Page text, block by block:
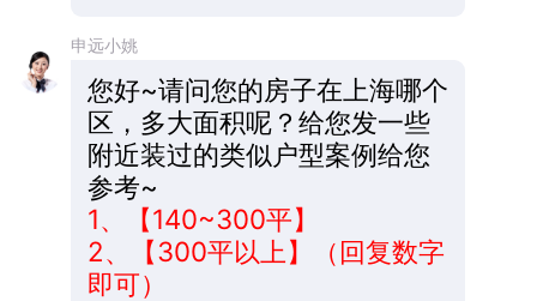
申远小姚
您好~请问您的房子在上海哪个
区，多大面积呢？给您发一些
附近装过的类似户型案例给您
参考~
1、【140~300平】
2、【300平以上】（回复数字
即可）